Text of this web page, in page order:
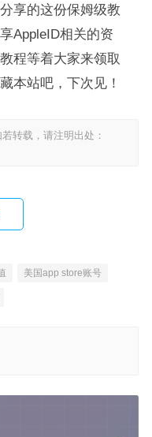
享的这份保姆级教
AppleID相关的资
程等着大家来领取
本站吧，下次见！
转载，请注明出处：
美国app store账号